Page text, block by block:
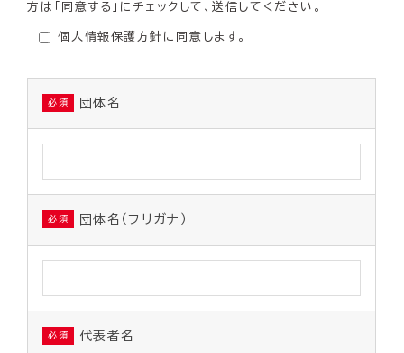
方は「同意する」にチェックして、送信してください。
個人情報保護方針に同意します。
必須 団体名
必須 団体名（フリガナ）
必須 代表者名